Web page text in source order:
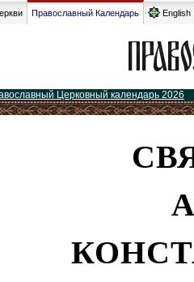
Православный Календарь English
Церковный календарь 2026